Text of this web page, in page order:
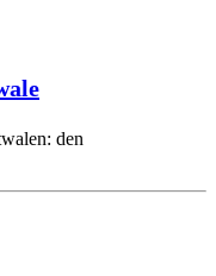
den